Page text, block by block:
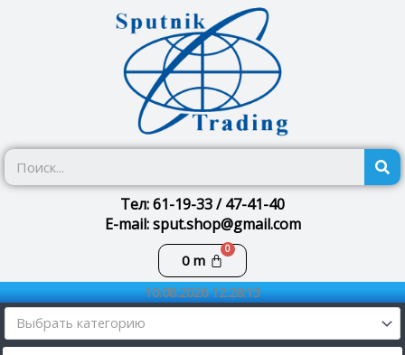
Тел: 61-19-33 / 47-41-40
E-mail: sput.shop@gmail.com
0m
Корзина
10.08.2026 12:28:13
Выбрать категорию